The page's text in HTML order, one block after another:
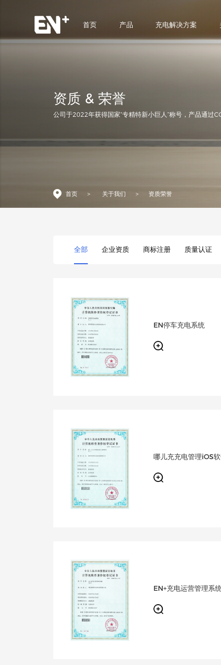
首页 产品 充电解决方案
首页
充电解决方案
合作支持
资质 & 荣誉
公司于2022年获得国家“专精特新小巨人”称号，产品通过
首页 > 关于我们 > 资质荣誉
全部 企业资质 商标注册 质量认证
EN停车充电系统
哪儿充充电管理iOS
EN+充电运营管理系